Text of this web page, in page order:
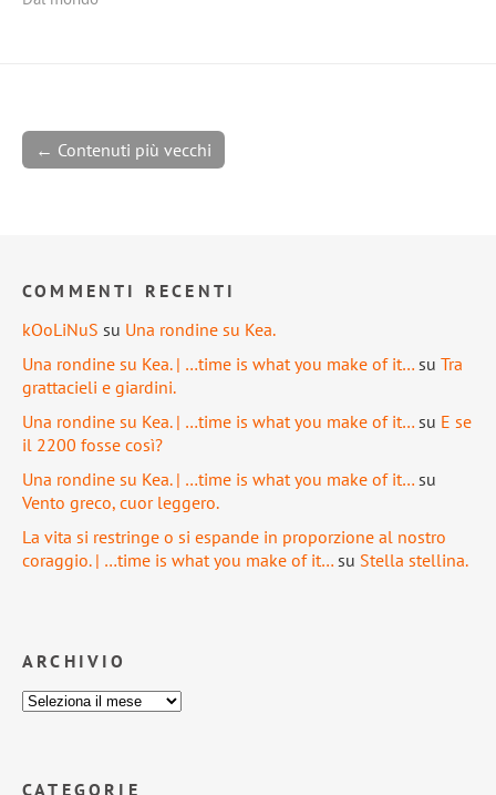
← Contenuti più vecchi
COMMENTI RECENTI
kOoLiNuS su Una rondine su Kea.
Una rondine su Kea. | …time is what you make of it… su Tra
grattacieli e giardini.
Una rondine su Kea. | …time is what you make of it… su E se
il 2200 fosse così?
Una rondine su Kea. | …time is what you make of it… su
Vento greco, cuor leggero.
La vita si restringe o si espande in proporzione al nostro
coraggio. | …time is what you make of it… su Stella stellina.
ARCHIVIO
CATEGORIE